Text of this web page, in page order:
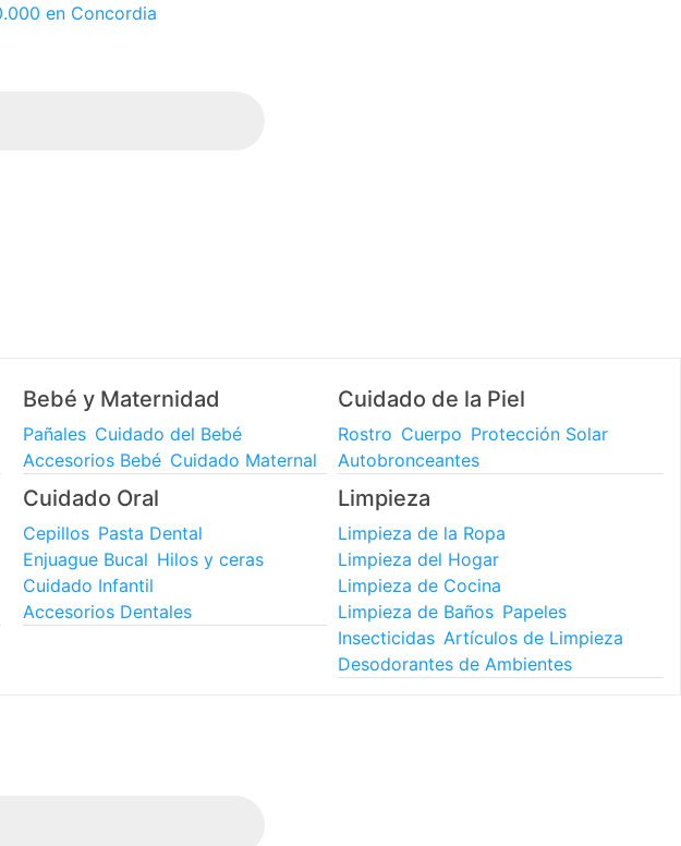
en Concordia
Bebé y Maternidad
Pañales Cuidado del Bebé
Accesorios Bebé Cuidado Maternal
Cuidado Oral
Cepillos Pasta Dental
Enjuague Bucal Hilos y ceras
Cuidado Infantil
Accesorios Dentales
Cuidado de la Piel
Rostro Cuerpo Protección Solar
Autobronceantes
Limpieza
Limpieza de la Ropa
Limpieza del Hogar
Limpieza de Cocina
Limpieza de Baños Papeles
Insecticidas Artículos de Limpieza
Desodorantes de Ambientes